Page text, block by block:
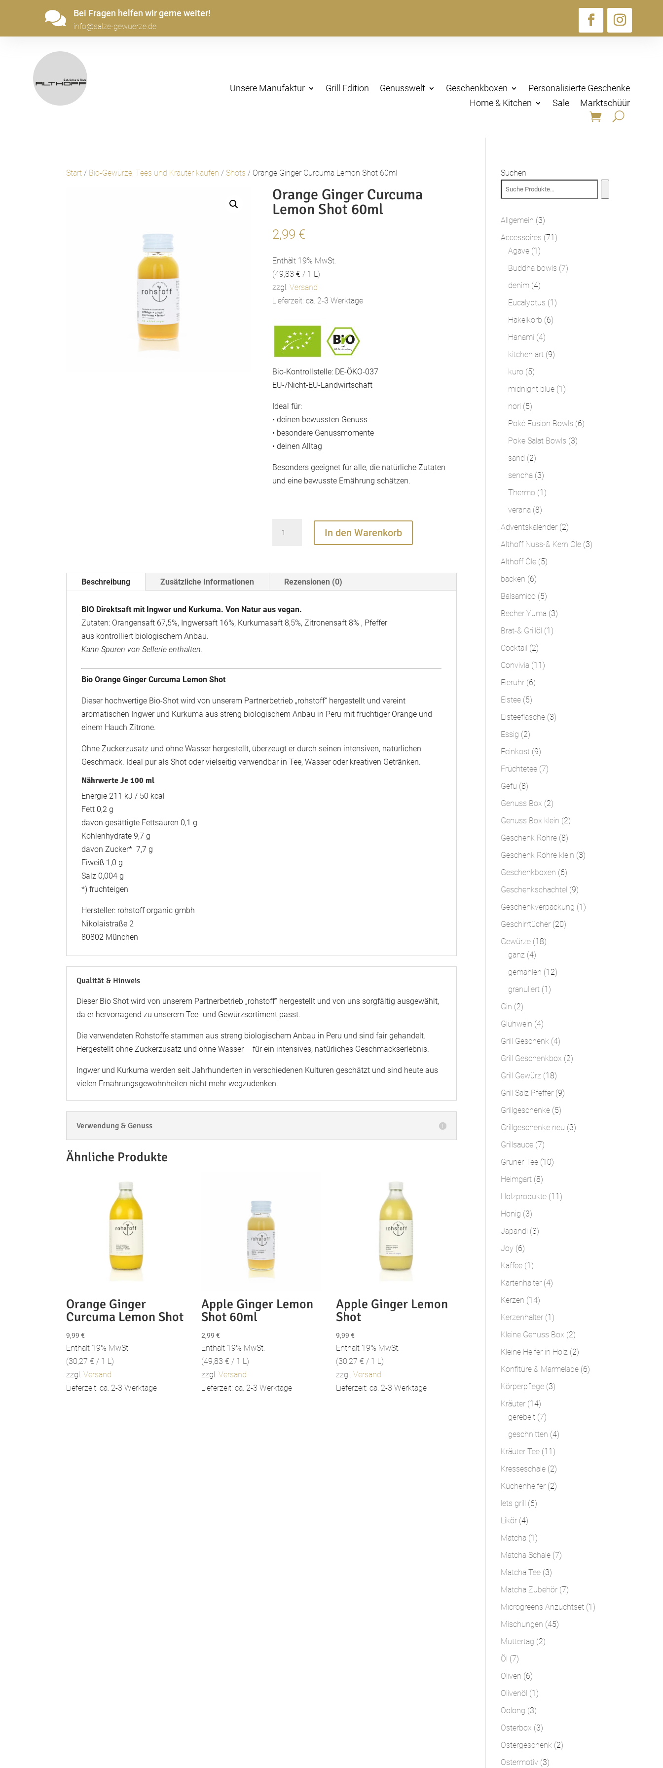
 Bei Fragen helfen wir gerne weiter!
info@salze-gewuerze.de
Unsere Manufaktur Grill Edition Genusswelt Geschenkboxen
Personalisierte Geschenke
Home & Kitchen
Sale Marktschüür
Start / Bio-Gewürze, Tees und Kräuter kaufen / Shots / Orange Ginger Curcuma Lemon Shot 60ml
Orange Ginger Curcuma
Lemon Shot 60ml
2,99 €
Enthält 19% MwSt.
(49,83 € / 1 L)
zzgl. Versand
Lieferzeit: ca. 2-3 Werktage
Bio-Kontrollstelle: DE-ÖKO-037
EU-/Nicht-EU-Landwirtschaft
Ideal für:
• deinen bewussten Genuss
• besondere Genussmomente
• deinen Alltag
Besonders geeignet für alle, die natürliche Zutaten
und eine bewusste Ernährung schätzen.
Shot
60ml
In den Warenkorb
Beschreibung Zusätzliche Informationen Rezensionen (0)
BIO Direktsaft mit Ingwer und Kurkuma. Von Natur aus vegan.
Zutaten: Orangensaft 67,5%, Ingwersaft 16%, Kurkumasaft 8,5%, Zitronensaft 8% , Pfeffer
aus kontrolliert biologischem Anbau.
Kann Spuren von Sellerie enthalten.
Bio Orange Ginger Curcuma Lemon Shot
Dieser hochwertige Bio-Shot wird von unserem Partnerbetrieb „rohstoff“ hergestellt und vereint
aromatischen Ingwer und Kurkuma aus streng biologischem Anbau in Peru mit fruchtiger Orange und
einem Hauch Zitrone.
Ohne Zuckerzusatz und ohne Wasser hergestellt, überzeugt er durch seinen intensiven, natürlichen
Geschmack. Ideal pur als Shot oder vielseitig verwendbar in Tee, Wasser oder kreativen Getränken.
Nährwerte Je 100 ml
Energie 211 kJ / 50 kcal
Fett 0,2 g
davon gesättigte Fettsäuren 0,1 g
Kohlenhydrate 9,7 g
davon Zucker* 7,7 g
Eiweiß 1,0 g
Salz 0,004 g
*) fruchteigen
Hersteller: rohstoff organic gmbh
Nikolaistraße 2
80802 München
Qualität & Hinweis
Dieser Bio Shot wird von unserem Partnerbetrieb „rohstoff“ hergestellt und von uns sorgfältig ausgewählt,
da er hervorragend zu unserem Tee- und Gewürzsortiment passt.
Die verwendeten Rohstoffe stammen aus streng biologischem Anbau in Peru und sind fair gehandelt.
Hergestellt ohne Zuckerzusatz und ohne Wasser – für ein intensives, natürliches Geschmackserlebnis.
Ingwer und Kurkuma werden seit Jahrhunderten in verschiedenen Kulturen geschätzt und sind heute aus
vielen Ernährungsgewohnheiten nicht mehr wegzudenken.
Verwendung & Genuss
Ähnliche Produkte
Orange Ginger
Curcuma Lemon Shot
9,99€
Enthält 19% MwSt.
(30,27€ / 1 L)
zzgl.Versand
Lieferzeit: ca. 2-3 Werktage
Apple Ginger Lemon
Shot 60ml
2,99 €
Enthält 19% MwSt.
(49,83 € / 1 L)
zzgl. Versand
Lieferzeit: ca. 2-3 Werktage
Apple Ginger Lemon
Shot
9,99€
Enthält 19% MwSt.
(30,27€ / 1 L)
zzgl.Versand
Lieferzeit: ca. 2-3 Werktage
Suchen
Allgemein 33
Produkte
Accessoires 7171
Agave 11
Produkt
Buddha bowls 77
denim 44
Produkte
Eucalyptus 11
Häkelkorb 66
Hanami 44
Produkte
kitchen art 99
kuro 55
Produkte
midnight blue 11
nori 55
Produkte
Pokè Fusion Bowls 66
Poke Salat Bowls 33
sand 22
Produkte
sencha 33
Produkte
Thermo 11
verana 88
Produkte
Adventskalender 22
Produkte
Althoff Nuss-& Kern Öle 33
Althoff Öle 55
backen 66
Produkte
Balsamico 55
Produkte
Becher Yuma 33
Brat-& Grillöl 11
Cocktail 22
Produkte
Convivia 1111
Eieruhr 66
Eistee 55
Produkte
Eisteeflasche 33
Essig 22
Produkte
Feinkost 99
Produkte
Früchtetee 77
Gefu 88
Produkte
Genuss Box 22
Produkte
Genuss Box klein 22
Geschenk Röhre 88
Produkte
Geschenk Röhre klein 33
Geschenkboxen 66
Produkte
Geschenkschachtel 99
Produkte
Geschenkverpackung 11
Geschirrtücher 2020
Gewürze 1818
ganz 44
Produkte
gemahlen 1212
granuliert 11
Gin 22
Produkte
Glühwein 44
Produkte
Grill Geschenk 44
Produkte
Grill Geschenkbox 22
Grill Gewürz 1818
Produkte
Grill Salz Pfeffer 99
Grillgeschenke 55
Produkte
Grillgeschenke neu 33
Grillsauce 77
Produkte
Grüner Tee 1010
Heimgart 88
Produkte
Holzprodukte 1111
Honig 33
Produkte
Japandi 33
Joy 66
Produkte
Kaffee 11
Produkt
Kartenhalter 44
Kerzen 1414
Produkte
Kerzenhalter 11
Produkt
Kleine Genuss Box 22
Produkte
Kleine Helfer in Holz 22
Produkte
Konfitüre & Marmelade 66
Körperpflege 33
Kräuter 1414
Produkte
gerebelt 77
Produkte
geschnitten 44
Kräuter Tee 1111
Produkte
Kresseschale 22
Produkte
Küchenhelfer 22
lets grill 66
Likör 44
Produkte
Matcha 11
Produkt
Matcha Schale 77
Matcha Tee 33
Produkte
Matcha Zubehör 77
Produkte
Microgreens Anzuchtset 11
Mischungen 4545
Muttertag 22
Öl 77
Produkte
Oliven 66
Produkte
Olivenöl 11
Oolong 33
Produkte
Osterbox 33
Produkte
Ostergeschenk 22
Ostermotiv 33